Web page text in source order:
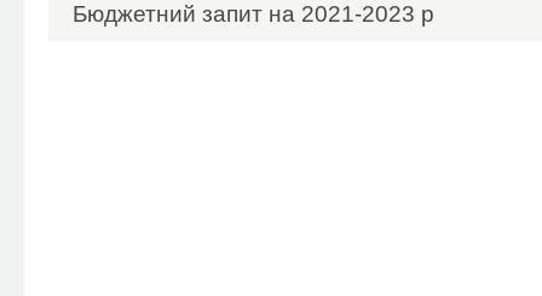
Бюджетний запит на 2021-2023 р